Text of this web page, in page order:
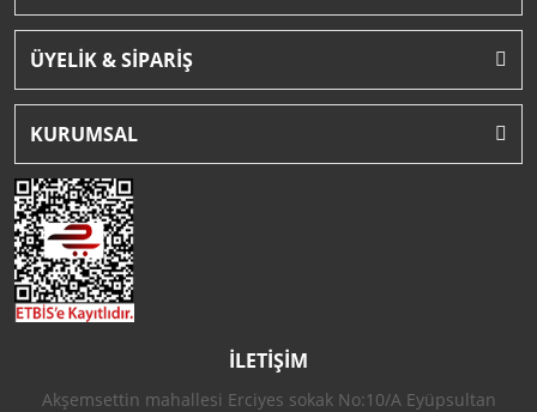
ÜYELİK & SİPARİŞ
KURUMSAL
İLETİŞİM
Akşemsettin mahallesi Erciyes sokak No:10/A Eyüpsultan